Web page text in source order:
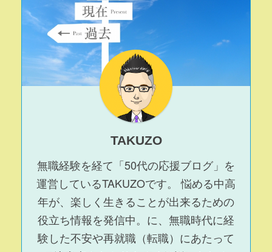
TAKUZO
無職経験を経て「50代の応援ブログ」を
運営しているTAKUZOです。 悩める中高
年が、楽しく生きることが出来るための
役立ち情報を発信中。に、無職時代に経
験した不安や再就職（転職）にあたって